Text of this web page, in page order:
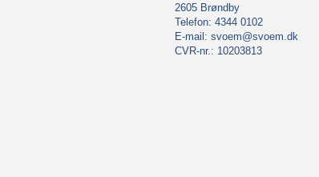
2605 Brøndby
Telefon: 4344 0102
E-mail: svoem@svoem.dk
CVR-nr.: 10203813